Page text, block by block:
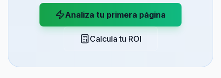
Analiza tu primera página
Calcula tu ROI